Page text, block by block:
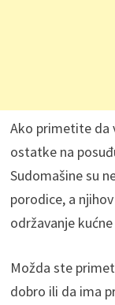
Ako primetite da
ostatke na
Sudomašine su
porodice, a
održavanje
Možda ste
dobro ili da ima